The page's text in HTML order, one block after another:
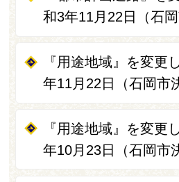
和3年11月22日（石岡
『用途地域』を変
年11月22日（石岡市
『用途地域』を変
年10月23日（石岡市